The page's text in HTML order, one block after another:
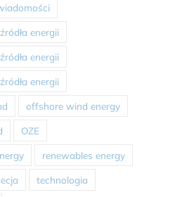
energii
energii
energii
offshore wind energy
OZE
renewables energy
technologia